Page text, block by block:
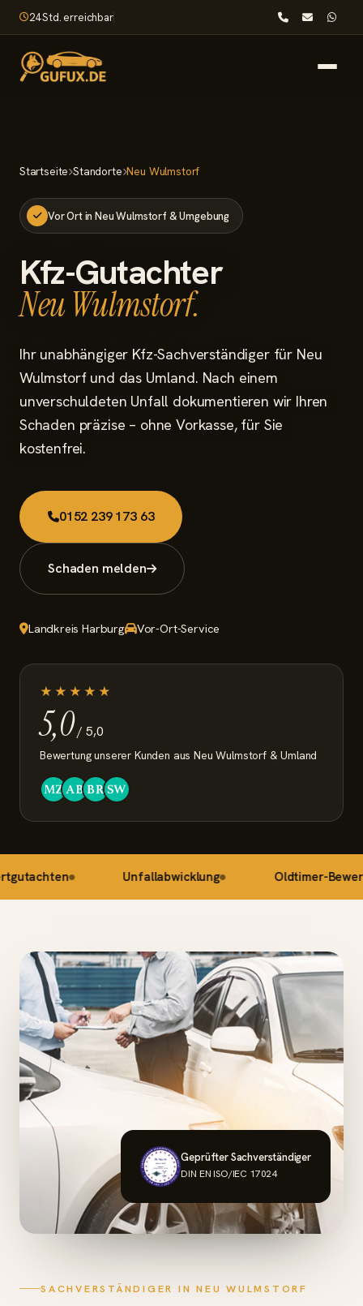
24 Std. erreichbar
Leistungen
Nach dem Unfall
Wissenswertes
Standorte
Schaden melden
Startseite Standorte Neu Wulmstorf
Vor Ort in Neu Wulmstorf & Umgebung
Kfz-Gutachter
Neu Wulmstorf.
Ihr unabhängiger Kfz-Sachverständiger für Neu
Wulmstorf und das Umland. Nach einem
unverschuldeten Unfall dokumentieren wir Ihren
Schaden präzise – ohne Vorkasse, für Sie
kostenfrei.
0152 239 173 63
Schaden melden
Landkreis Harburg Vor-Ort-Service
★★★★★
5,0/ 5,0
Bewertung unserer Kunden aus Neu Wulmstorf & Umland
Unfallabwicklung Oldtimer-Bewertung
Geprüfter Sachverständiger
DIN EN ISO/IEC 17024
SACHVERSTÄNDIGER IN NEU WULMSTORF